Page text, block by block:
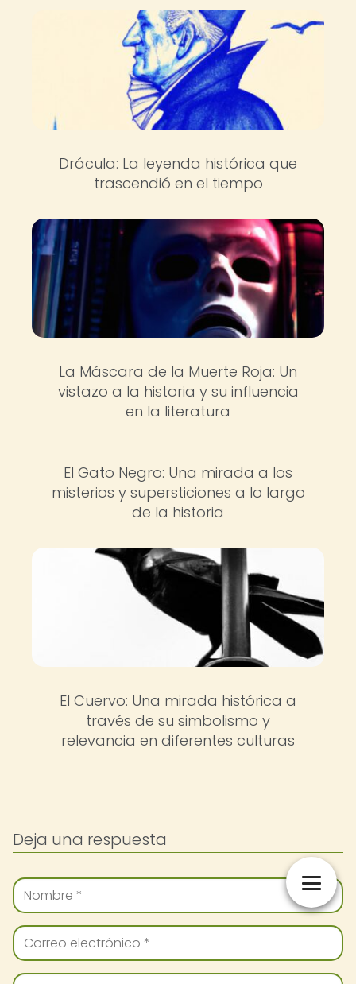
Drácula: La leyenda histórica que
trascendió en el tiempo
La Máscara de la Muerte Roja: Un
vistazo a la historia y su influencia
en la literatura
El Gato Negro: Una mirada a los
misterios y supersticiones a lo largo
de la historia
El Cuervo: Una mirada histórica a
través de su simbolismo y
relevancia en diferentes culturas
Deja una respuesta